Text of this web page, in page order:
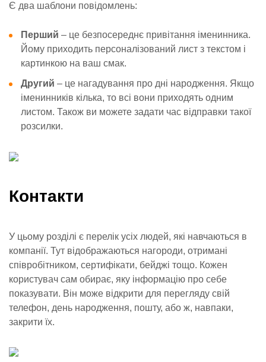
Є два шаблони повідомлень:
Перший – це безпосереднє привітання іменинника.
Йому приходить персоналізований лист з текстом і
картинкою на ваш смак.
Другий – це нагадування про дні народження. Якщо
іменинників кілька, то всі вони приходять одним
листом. Також ви можете задати час відправки такої
розсилки.
Контакти
У цьому розділі є перелік усіх людей, які навчаються в
компанії. Тут відображаються нагороди, отримані
співробітником, сертифікати, бейджі тощо. Кожен
користувач сам обирає, яку інформацію про себе
показувати. Він може відкрити для перегляду свій
телефон, день народження, пошту, або ж, навпаки,
закрити їх.